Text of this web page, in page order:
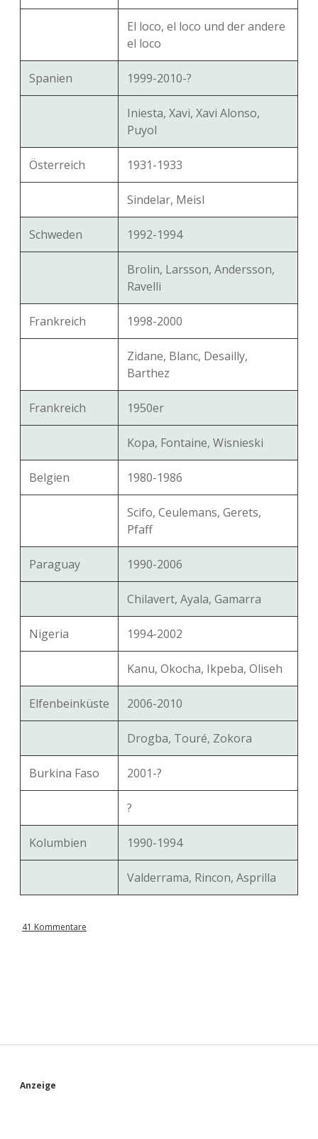
El loco, el loco und der andere
el loco
Spanien 1999-2010-?
Iniesta, Xavi, Xavi Alonso,
Puyol
Österreich 1931-1933
Sindelar, Meisl
Schweden 1992-1994
Brolin, Larsson, Andersson,
Ravelli
Frankreich 1998-2000
Zidane, Blanc, Desailly,
Barthez
Frankreich 1950er
Kopa, Fontaine, Wisnieski
Belgien 1980-1986
Scifo, Ceulemans, Gerets,
Pfaff
Paraguay 1990-2006
Chilavert, Ayala, Gamarra
Nigeria 1994-2002
Kanu, Okocha, Ikpeba, Oliseh
Elfenbeinküste 2006-2010
Drogba, Touré, Zokora
Burkina Faso 2001-?
?
Kolumbien 1990-1994
Valderrama, Rincon, Asprilla
41 Kommentare
S
Anzeige